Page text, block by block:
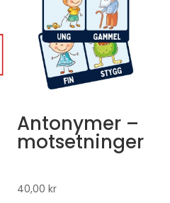
Antonymer –
motsetninger
40,00kr